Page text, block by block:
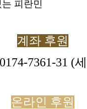
피란민
계좌 후원
7361-31 (
온라인 후원